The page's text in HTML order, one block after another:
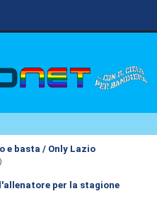
e basta / Only Lazio
)
per la stagione